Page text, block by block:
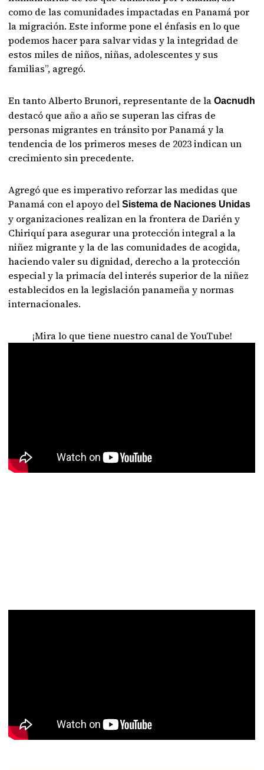
como de las comunidades impactadas en Panamá por
la migración. Este informe pone el énfasis en lo que
podemos hacer para salvar vidas y la integridad de
estos miles de niños, niñas, adolescentes y sus
familias”, agregó.
En tanto Alberto Brunori, representante de laOacnudh
destacó que año a año se superan las cifras de
personas migrantes en tránsito por Panamá y la
tendencia de los primeros meses de 2023 indican un
crecimiento sin precedente.
Agregó que es imperativo reforzar las medidas que
Panamá con el apoyo delSistema de Naciones Unidas
y organizaciones realizan en la frontera de Darién y
Chiriquí para asegurar una protección integral a la
niñez migrante y la de las comunidades de acogida,
haciendo valer su dignidad, derecho a la protección
especial y la primacía del interés superior de la niñez
establecidos en la legislación panameña y normas
internacionales.
¡Mira lo que tiene nuestro canal de YouTube!